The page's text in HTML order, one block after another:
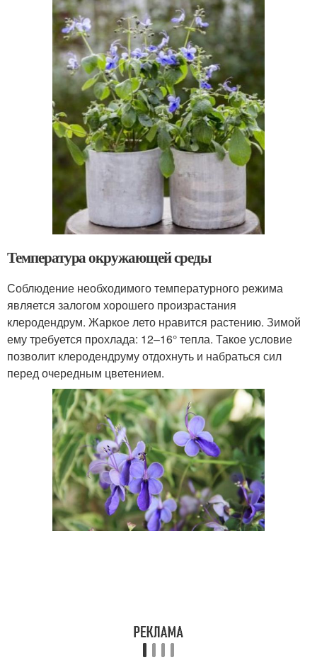
Температура окружающей среды
Соблюдение необходимого температурного режима
является залогом хорошего произрастания
клеродендрум. Жаркое лето нравится растению. Зимой
ему требуется прохлада: 12–16° тепла. Такое условие
позволит клеродендруму отдохнуть и набраться сил
перед очередным цветением.